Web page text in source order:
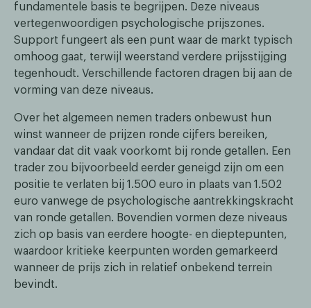
fundamentele basis te begrijpen. Deze niveaus
vertegenwoordigen psychologische prijszones.
Support fungeert als een punt waar de markt typisch
omhoog gaat, terwijl weerstand verdere prijsstijging
tegenhoudt. Verschillende factoren dragen bij aan de
vorming van deze niveaus.
Over het algemeen nemen traders onbewust hun
winst wanneer de prijzen ronde cijfers bereiken,
vandaar dat dit vaak voorkomt bij ronde getallen. Een
trader zou bijvoorbeeld eerder geneigd zijn om een
positie te verlaten bij 1.500 euro in plaats van 1.502
euro vanwege de psychologische aantrekkingskracht
van ronde getallen. Bovendien vormen deze niveaus
zich op basis van eerdere hoogte- en dieptepunten,
waardoor kritieke keerpunten worden gemarkeerd
wanneer de prijs zich in relatief onbekend terrein
bevindt.